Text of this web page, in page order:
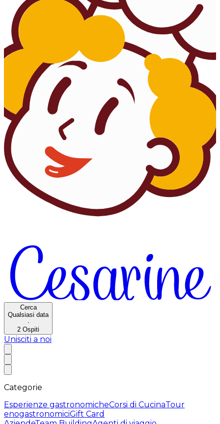
Cerca
Qualsiasi data
·
2 Ospiti
Unisciti a noi
Categorie
Esperienze gastronomicheCorsi di CucinaTour
enogastronomiciGift Card